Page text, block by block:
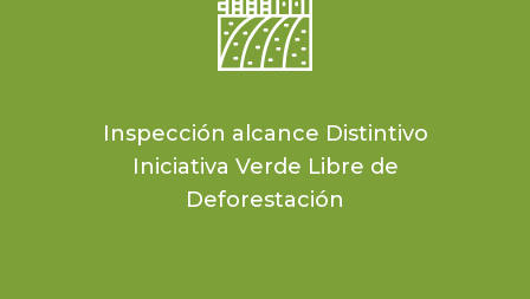
Inspección alcance Distintivo
Iniciativa Verde Libre de
Deforestación